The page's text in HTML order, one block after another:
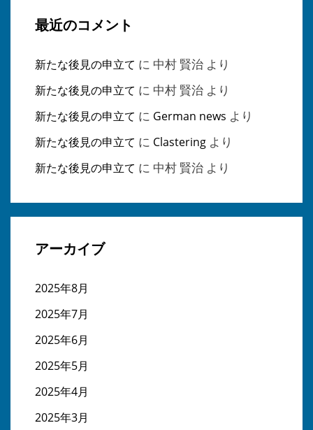
最近のコメント
新たな後見の申立て に 中村 賢治 より
新たな後見の申立て に 中村 賢治 より
新たな後見の申立て に German news より
新たな後見の申立て に Clastering より
新たな後見の申立て に 中村 賢治 より
アーカイブ
2025年8月
2025年7月
2025年6月
2025年5月
2025年4月
2025年3月